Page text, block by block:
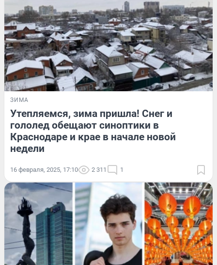
ЗИМА
Утепляемся, зима пришла! Снег и
гололед обещают синоптики в
Краснодаре и крае в начале новой
недели
16 февраля, 2025, 17:10 2 311 1